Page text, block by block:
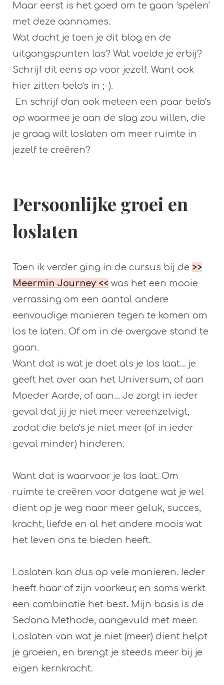
Maar eerst is het goed om te gaan 'spelen'
met deze aannames.
Wat dacht je toen je dit blog en de
uitgangspunten las? Wat voelde je erbij?
Schrijf dit eens op voor jezelf. Want ook
hier zitten belo's in ;-).
En schrijf dan ook meteen een paar belo's
op waarmee je aan de slag zou willen, die
je graag wilt loslaten om meer ruimte in
jezelf te creëren?
Persoonlijke groei en
loslaten
Toen ik verder ging in de cursus bij de >>
Meermin Journey << was het een mooie
verrassing om een aantal andere
eenvoudige manieren tegen te komen om
los te laten. Of om in de overgave stand te
gaan.
Want dat is wat je doet als je los laat... je
geeft het over aan het Universum, of aan
Moeder Aarde, of aan... Je zorgt in ieder
geval dat jij je niet meer vereenzelvigt,
zodat die belo's je niet meer (of in ieder
geval minder) hinderen.
Want dat is waarvoor je los laat. Om
ruimte te creëren voor datgene wat je wel
dient op je weg naar meer geluk, succes,
kracht, liefde en al het andere moois wat
het leven ons te bieden heeft.
Loslaten kan dus op vele manieren. Ieder
heeft haar of zijn voorkeur, en soms werkt
een combinatie het best. Mijn basis is de
Sedona Methode, aangevuld met meer.
Loslaten van wat je niet (meer) dient helpt
je groeien, en brengt je steeds meer bij je
eigen kernkracht.